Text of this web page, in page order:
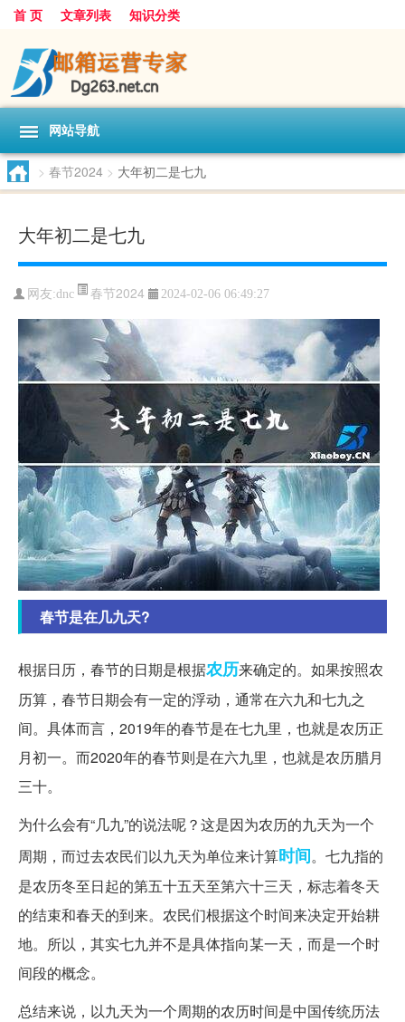
首 页 文章列表 知识分类
网站导航
> 春节2024 > 大年初二是七九
大年初二是七九
网友:dnc 春节2024 2024-02-06 06:49:27
春节是在几九天?
根据日历，春节的日期是根据农历来确定的。如果按照农
历算，春节日期会有一定的浮动，通常在六九和七九之
间。具体而言，2019年的春节是在七九里，也就是农历正
月初一。而2020年的春节则是在六九里，也就是农历腊月
三十。
为什么会有“几九”的说法呢？这是因为农历的九天为一个
周期，而过去农民们以九天为单位来计算时间。七九指的
是农历冬至日起的第五十五天至第六十三天，标志着冬天
的结束和春天的到来。农民们根据这个时间来决定开始耕
地。所以，其实七九并不是具体指向某一天，而是一个时
间段的概念。
总结来说，以九天为一个周期的农历时间是中国传统历法